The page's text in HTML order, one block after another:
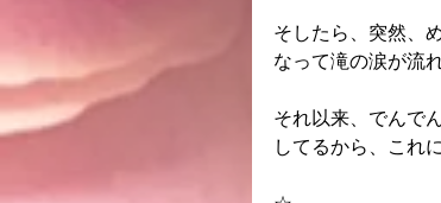
そしたら、突然、
なって滝の涙が流れ
それ以来、でんで
してるから、これ